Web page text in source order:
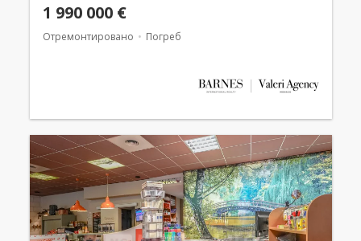
1 990 000 €
Отремонтировано Погреб